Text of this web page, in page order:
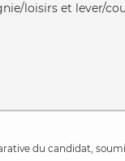
loisirs et lever/
du candidat,